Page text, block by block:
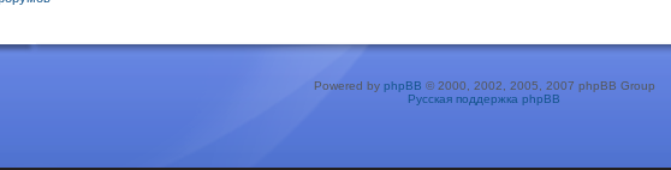
Powered by phpBB © 2000, 2002, 2005, 2007 phpBB Group
Русская поддержка phpBB